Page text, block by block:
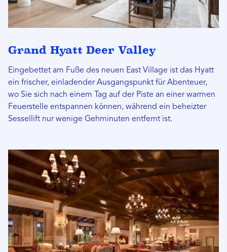
Grand Hyatt Deer Valley
Eingebettet am Fuße des neuen East Village ist das Hyatt
ein frischer, einladender Ausgangspunkt für Abenteuer,
wo Sie sich nach einem Tag auf der Piste an einer warmen
Feuerstelle entspannen können, während ein beheizter
Sessellift nur wenige Gehminuten entfernt ist.